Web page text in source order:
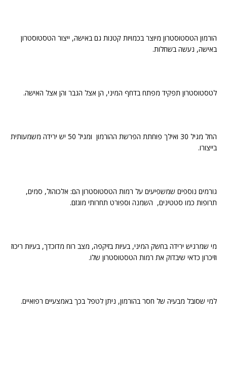
הורמון הטסטוסטרון מיוצר בכמויות קטנות גם באישה, ייצור הטסטוסטרון
באישה, נעשה בשחלות.
לטסטוסטרון תפקיד מפתח בדחף המיני, הן אצל הגבר והן אצל האישה.
החל מגיל 30 ואילך פוחתת הפרשת ההורמון ומגיל 50 יש ירידה משמעותית
בייצורו.
גורמים נוספים שמשפיעים על רמות הטסטוסטרון הם: אלכוהול, סמים,
תרופות כמו סטטינים, השמנה וספורט תחרותי מוגזם.
מי שמרגיש ירידה בחשק המיני, בעיות בזיקפה, מצב רוח מדוכדך, בעיות ריכוז
וזיכרון כדאי שיבדוק את רמות הטסטוסטרון שלו.
למי שסובל מבעיה של חסר בהורמון, ניתן לטפל בכך באמצעיים רפואיים.